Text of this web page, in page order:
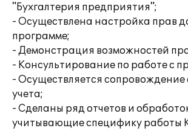
"Бухгалтерия предприятия";
- Осуществлена настройка прав
программе;
- Демонстрация возможностей
- Консультирование по работе с
- Осуществляется сопровождение
учета;
- Сделаны ряд отчетов и
учитывающие специфику работы